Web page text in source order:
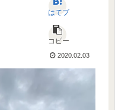
はてブ
コピー
2020.02.03